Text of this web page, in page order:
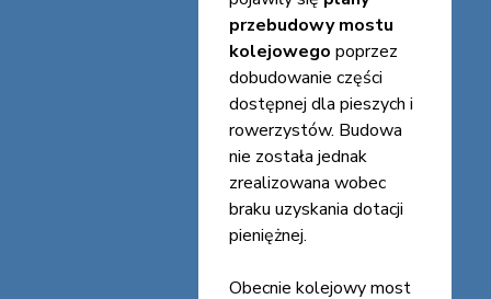
przebudowy mostu
kolejowego poprzez
dobudowanie części
dostępnej dla pieszych i
rowerzystów. Budowa
nie została jednak
zrealizowana wobec
braku uzyskania dotacji
pieniężnej.
Obecnie kolejowy most